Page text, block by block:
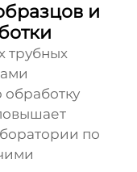
и
трубных
по